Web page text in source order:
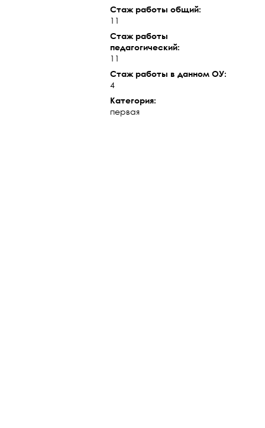
Стаж работы общий:
11
Стаж работы
педагогический:
11
Стаж работы в данном ОУ:
4
Категория:
первая